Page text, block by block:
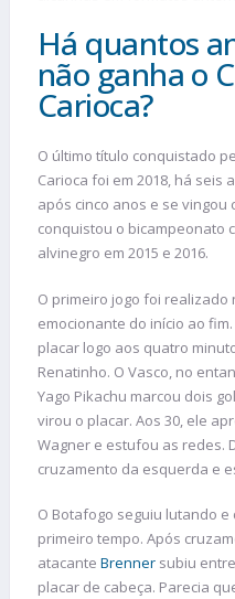
Há quantos
não ganha o
Carioca?
O último título conquistado
Carioca foi em 2018, há seis
após cinco anos e se vingou
conquistou o bicampeonato
alvinegro em 2015 e 2016.
O primeiro jogo foi realizado
emocionante do início ao
placar logo aos quatro
Renatinho. O Vasco, no
Yago Pikachu marcou dois
virou o placar. Aos 30, ele
Wagner e estufou as redes.
cruzamento da esquerda e
O Botafogo seguiu lutando
primeiro tempo. Após
atacante Brenner subiu
placar de cabeça. Parecia